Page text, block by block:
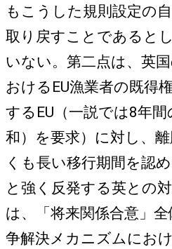
もこうした規則設定の
取り戻すことであると
いない。第二点は、英
おけるEU漁業者の既得
するEU（一説では8年
和）を要求）に対し、
くも長い移行期間を認
と強く反発する英との
は、「将来関係合意」
争解決メカニズムにお